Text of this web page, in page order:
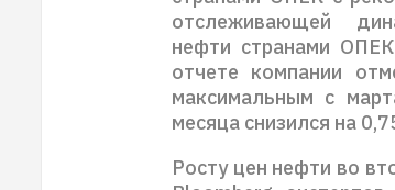
отслеживающей
нефти странами
отчете компании
максимальным с
месяца снизился на
Росту цен нефти во